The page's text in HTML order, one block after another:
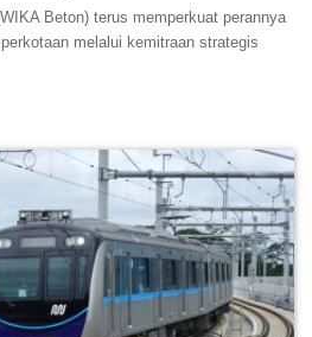
Beton) terus memperkuat perannya
melalui kemitraan strategis